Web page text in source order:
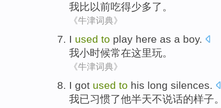
我比以前吃得少多了。
《牛津词典》
I used to play here as a boy.
我小时候常在这里玩。
《牛津词典》
I got used to his long silences
我已习惯了他半天不说话的样子